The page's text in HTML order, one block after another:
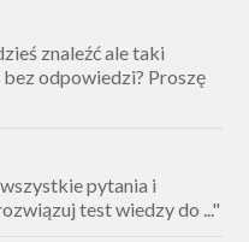
znaleźć ale taki
odpowiedzi? Proszę
pytania i
test wiedzy do ..."